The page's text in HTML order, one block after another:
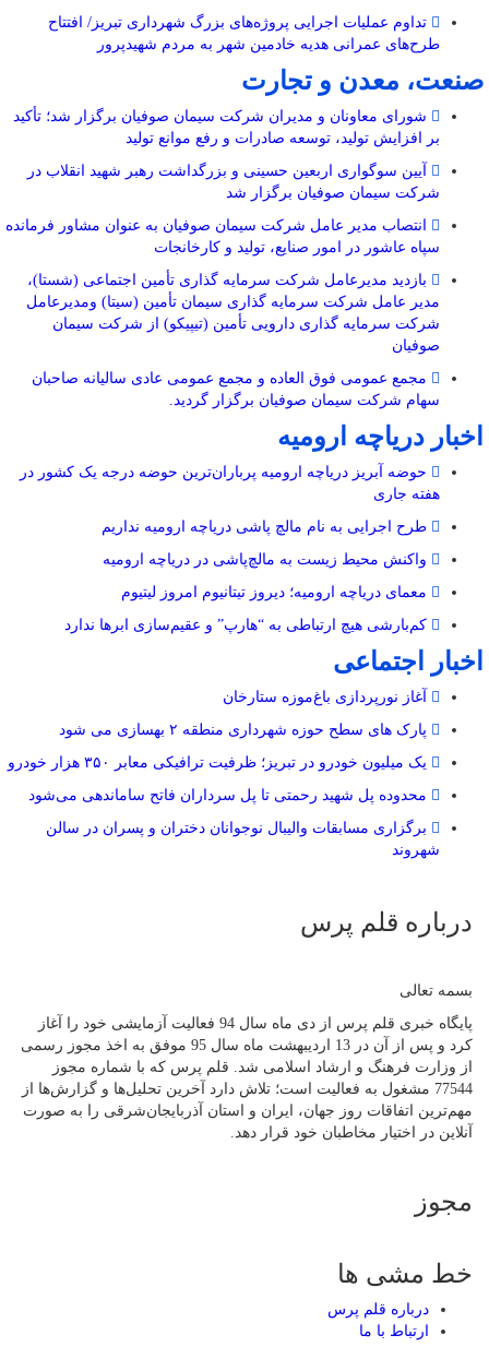
تداوم عملیات اجرایی پروژه‌های بزرگ شهرداری تبریز/ افتتاح
طرح‌های عمرانی هدیه خادمین شهر به مردم شهیدپرور
صنعت، معدن و تجارت
شورای معاونان و مدیران شرکت سیمان صوفیان برگزار شد؛ تأکید
بر افزایش تولید، توسعه صادرات و رفع موانع تولید
آیین سوگواری اربعین حسینی و بزرگداشت رهبر شهید انقلاب در
شرکت سیمان صوفیان برگزار شد
انتصاب مدیر عامل شرکت سیمان صوفیان به عنوان مشاور فرمانده
سپاه عاشور در امور صنایع، تولید و کارخانجات
بازدید مدیرعامل شرکت سرمایه گذاری تأمین اجتماعی (شستا)،
مدیر عامل شرکت سرمایه گذاری سیمان تأمین (سیتا) ومدیرعامل
شرکت سرمایه گذاری دارویی تأمین (تیپیکو) از شرکت سیمان
صوفیان
مجمع عمومی فوق العاده و مجمع عمومی عادی سالیانه صاحبان
سهام شرکت سیمان صوفیان برگزار گردید.
اخبار دریاچه ارومیه
حوضه آبریز دریاچه ارومیه پرباران‌ترین حوضه‌ درجه یک کشور در
هفته جاری
طرح اجرایی به نام مالچ پاشی دریاچه ارومیه نداریم
واکنش محیط زیست به مالچ‌پاشی در دریاچه ارومیه
معمای دریاچه ارومیه؛ دیروز تیتانیوم امروز لیتیوم
کم‌بارشی هیچ ارتباطی به “هارپ” و عقیم‌سازی ابرها ندارد
اخبار اجتماعی
آغاز نورپردازی باغ‌موزه ستارخان
پارک های سطح حوزه شهرداری منطقه ۲ بهسازی می شود
یک میلیون خودرو در تبریز؛ ظرفیت ترافیکی معابر ۳۵۰ هزار خودرو
محدوده پل شهید رحمتی تا پل سرداران فاتح ساماندهی می‌شود
برگزاری مسابقات والیبال نوجوانان دختران و پسران در سالن
شهروند
درباره قلم پرس
بسمه تعالی
پایگاه خبری قلم پرس از دی ماه سال 94 فعالیت آزمایشی خود را آغاز
کرد و پس از آن در 13 اردیبهشت ماه سال 95 موفق به اخذ مجوز رسمی
از وزارت فرهنگ و ارشاد اسلامی شد. قلم پرس که با شماره مجوز
77544 مشغول به فعالیت است؛ تلاش دارد آخرین تحلیل‌ها و گزارش‌ها از
مهم‌ترین اتفاقات روز جهان، ایران و استان آذربایجان‌شرقی را به صورت
آنلاین در اختیار مخاطبان خود قرار دهد.
مجوز
خط مشی ها
درباره قلم پرس
ارتباط با ما